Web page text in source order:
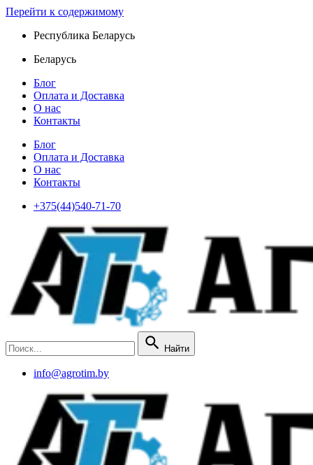
Перейти к содержимому
Республика Беларусь
Беларусь
Блог
Оплата и Доставка
О нас
Контакты
Блог
Оплата и Доставка
О нас
Контакты
+375(44)540-71-70
Найти
info@agrotim.by